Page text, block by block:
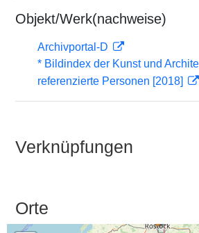
Objekt/Werk(nachweise)
Archivportal-D
* Bildindex der Kunst und
referenzierte Personen [2018]
Verknüpfungen
Orte